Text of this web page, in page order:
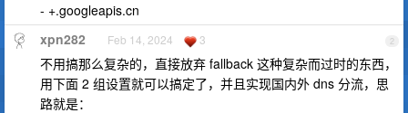
- +.googleapis.cn
2
xpn282 Feb 14, 2024 3
不用搞那么复杂的，直接放弃 fallback 这种复杂而过时的东西，
用下面 2 组设置就可以搞定了，并且实现国内外 dns 分流，思
路就是：